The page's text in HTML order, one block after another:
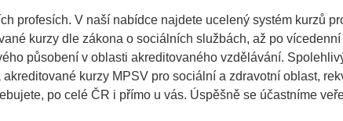
profesích. V naší nabídce najdete ucelený systém kurzů
kurzy dle zákona o sociálních službách, až po
působení v oblasti akreditovaného vzdělávání.
kurzy MPSV pro sociální a zdravotní oblast,
po celé ČR i přímo u vás. Úspěšně se účastníme